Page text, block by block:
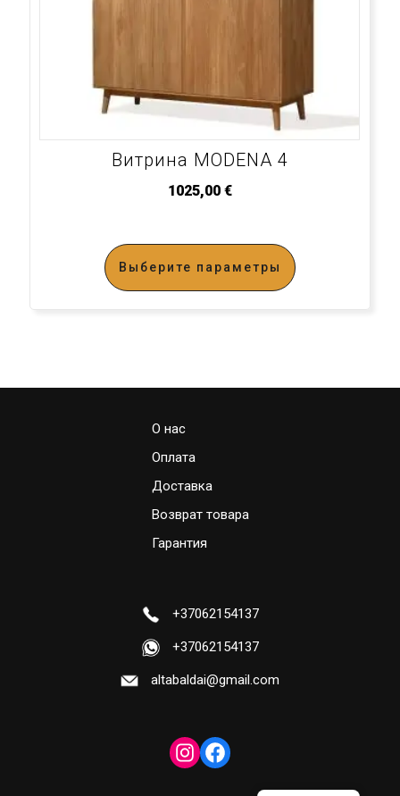
Витрина MODENA 4
1025,00 €
Выберите параметры
О нас
Оплата
Доставка
Возврат товара
Гарантия
+37062154137
+37062154137
altabaldai@gmail.com